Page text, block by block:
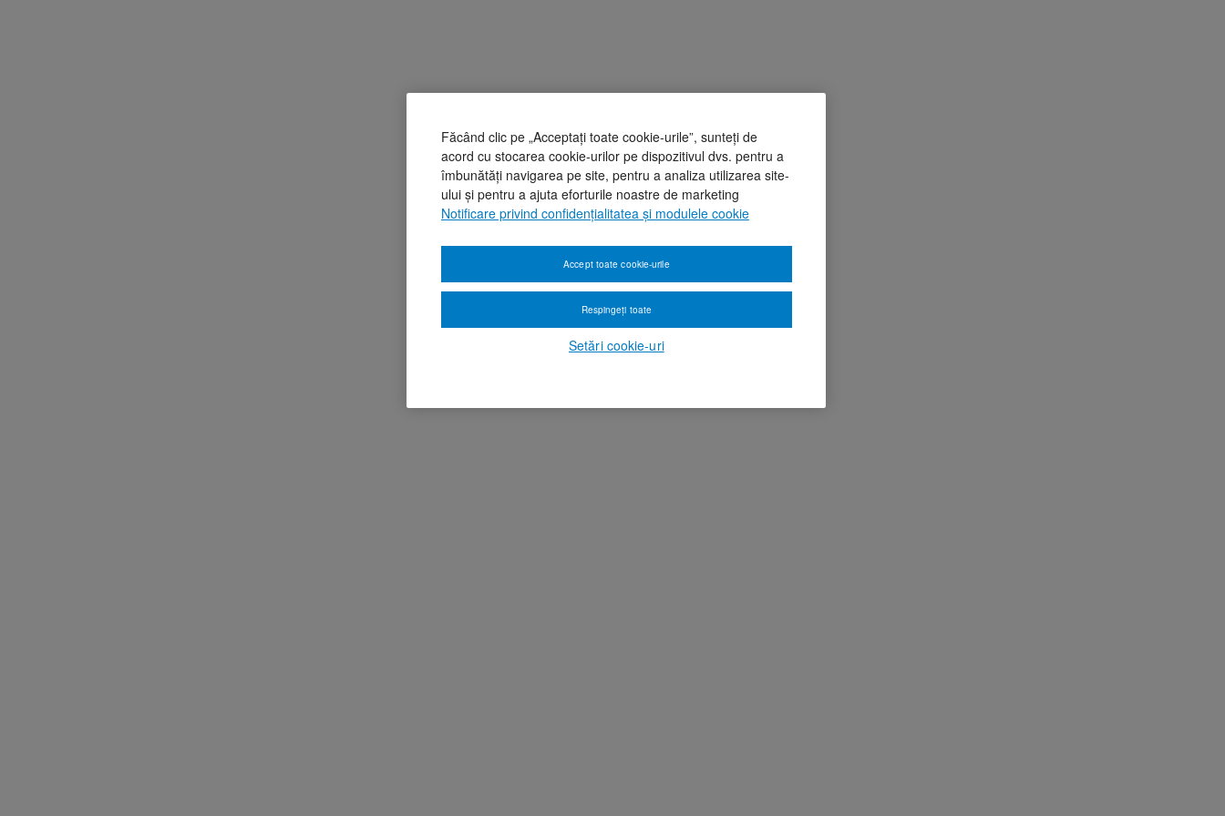
Făcând clic pe „Acceptați toate cookie-urile”, sunteți de
acord cu stocarea cookie-urilor pe dispozitivul dvs. pentru a
îmbunătăți navigarea pe site, pentru a analiza utilizarea site-
ului și pentru a ajuta eforturile noastre de marketing
Notificare privind confidențialitatea și modulele cookie
Setări cookie-uri
Respingeți toate
Accept toate cookie-urile